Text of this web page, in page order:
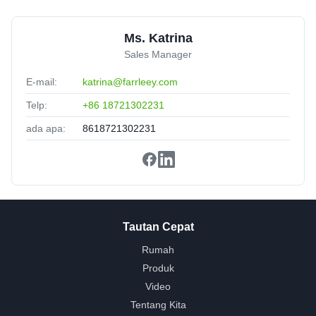
Ms. Katrina
Sales Manager
E-mail: katrina@farrleey.com
Telp: +86 18721302231
ada apa: 8618721302231
Tautan Cepat
Rumah
Produk
Video
Tentang Kita